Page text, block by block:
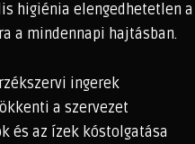
higiénia elengedhetetlen a
a mindennapi hajtásban.
ingerek
a szervezet
és az ízek kóstolgatása